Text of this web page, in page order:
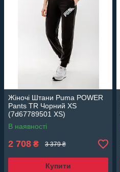
Жіночі Штани Puma POWER
Pants TR Чорний XS
(7d67789501 XS)
В наявності
2 708 ₴ 3 379 ₴
Купити